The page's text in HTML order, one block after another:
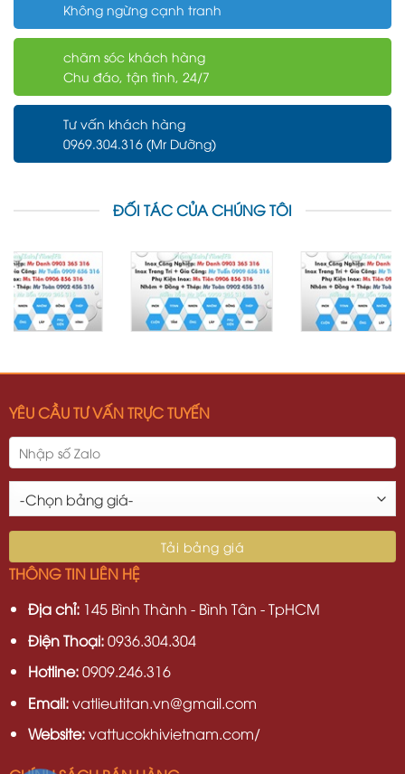
Không ngừng cạnh tranh
chăm sóc khách hàng
Chu đáo, tận tình, 24/7
Tư vấn khách hàng
0969.304.316 (Mr Dưỡng)
ĐỐI TÁC CỦA CHÚNG TÔI
YÊU CẦU TƯ VẤN TRỰC TUYẾN
THÔNG TIN LIÊN HỆ
Địa chỉ:145 Bình Thành - Bình Tân - TpHCM
Điện Thoại:0936.304.304
Hotline:0909.246.316
Email:vatlieutitan.vn@gmail.com
Website:vattucokhivietnam.com/